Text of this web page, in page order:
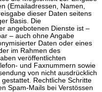
(Emailadressen, Namen,
dieser Daten seitens
Basis. Die
angebotenen Dienste ist –
– auch ohne Angabe
Daten oder eines
im Rahmen des
veröffentlichten
und Faxnummern sowie
von nicht ausdrücklich
Rechtliche Schritte
Spam-Mails bei Verstössen